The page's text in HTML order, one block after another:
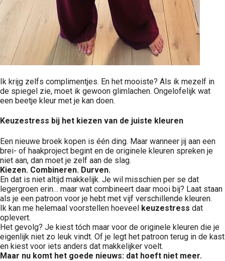
Ik krijg zelfs complimentjes. En het mooiste? Als ik mezelf in
de spiegel zie, moet ik gewoon glimlachen. Ongelofelijk wat
een beetje kleur met je kan doen.
Keuzestress bij het kiezen van de juiste kleuren
Een nieuwe broek kopen is één ding. Maar wanneer jij aan een
brei- of haakproject begint en de originele kleuren spreken je
niet aan, dan moet je zelf aan de slag.
Kiezen. Combineren. Durven.
En dat is niet altijd makkelijk. Je wil misschien per se dat
legergroen erin… maar wat combineert daar mooi bij? Laat staan
als je een patroon voor je hebt met vijf verschillende kleuren.
Ik kan me helemaal voorstellen hoeveel keuzestress dat
oplevert.
Het gevolg? Je kiest tóch maar voor de originele kleuren die je
eigenlijk niet zo leuk vindt. Of je legt het patroon terug in de kast
en kiest voor iets anders dat makkelijker voelt.
Maar nu komt het goede nieuws: dat hoeft niet meer.